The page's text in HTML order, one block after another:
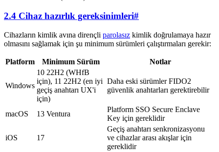
2.4 Cihaz hazırlık gereksinimleri#
Cihazların kimlik avına dirençli parolasız kimlik doğrulamaya hazır
olmasını sağlamak için şu minimum sürümleri çalıştırmaları gerekir:
Platform Minimum Sürüm Notlar
Windows
10 22H2 (WHfB
için), 11 22H2 (en iyi
geçiş anahtarı UX'i
için)
Daha eski sürümler FIDO2
güvenlik anahtarları gerektirebilir
macOS 13 Ventura
Platform SSO Secure Enclave
Key için gereklidir
iOS 17
Geçiş anahtarı senkronizasyonu
ve cihazlar arası akışlar için
gereklidir